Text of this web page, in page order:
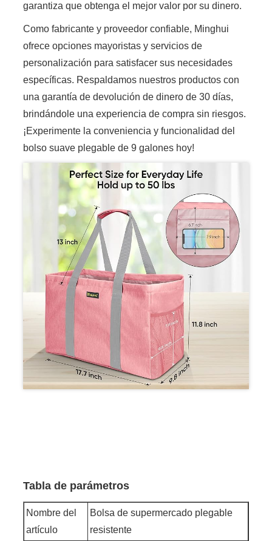
garantiza que obtenga el mejor valor por su dinero.
Como fabricante y proveedor confiable, Minghui
ofrece opciones mayoristas y servicios de
personalización para satisfacer sus necesidades
específicas. Respaldamos nuestros productos con
una garantía de devolución de dinero de 30 días,
brindándole una experiencia de compra sin riesgos.
¡Experimente la conveniencia y funcionalidad del
bolso suave plegable de 9 galones hoy!
Tabla de parámetros
Nombre del
artículo
Bolsa de supermercado plegable
resistente